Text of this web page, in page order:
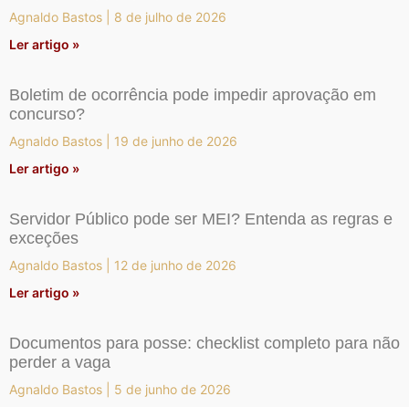
Agnaldo Bastos
8 de julho de 2026
Ler artigo »
Boletim de ocorrência pode impedir aprovação em
concurso?
Agnaldo Bastos
19 de junho de 2026
Ler artigo »
Servidor Público pode ser MEI? Entenda as regras e
exceções
Agnaldo Bastos
12 de junho de 2026
Ler artigo »
Documentos para posse: checklist completo para não
perder a vaga
Agnaldo Bastos
5 de junho de 2026